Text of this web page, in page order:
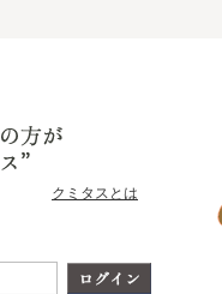
クミタスとは